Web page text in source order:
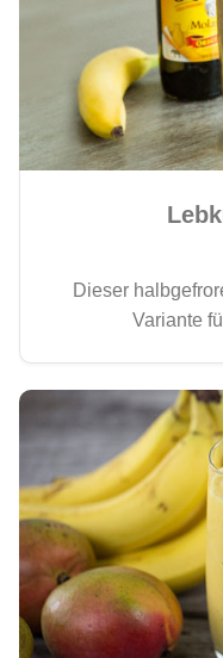
Dieser
Variante